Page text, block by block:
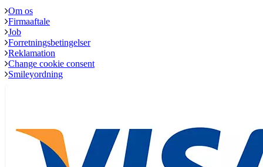
Om os
Firmaaftale
Job
Forretningsbetingelser
Reklamation
Change cookie consent
Smileyordning